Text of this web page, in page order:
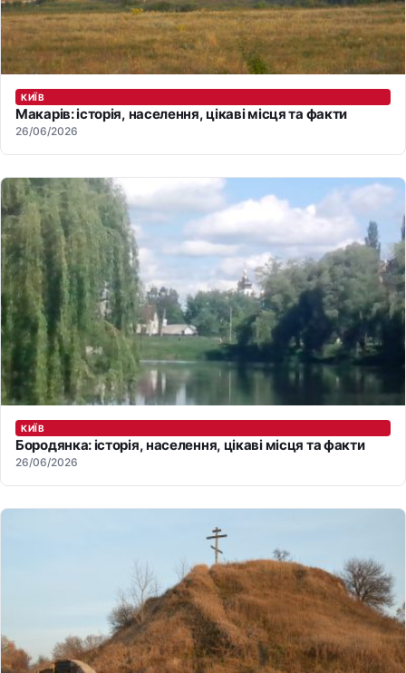
КИЇВ
Макарів: історія, населення, цікаві місця та факти
26/06/2026
КИЇВ
Бородянка: історія, населення, цікаві місця та факти
26/06/2026